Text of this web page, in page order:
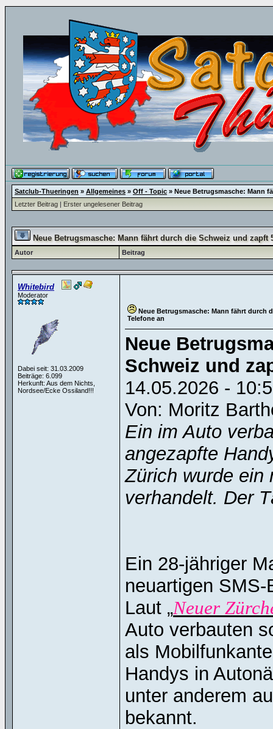
Satclub-Thueringen » Allgemeines » Off - Topic » Neue Betrugsmasche: Mann
Letzter Beitrag | Erster ungelesener Beitrag
Neue Betrugsmasche: Mann fährt durch die Schweiz und zapft
Autor Beitrag
Whitebird
Moderator
Dabei seit: 31.03.2009
Beiträge: 6.099
Herkunft: Aus dem Nichts,
Nordsee/Ecke Ossiland!!!
Neue Betrugsmasche: Mann fährt durch
Telefone an
Neue
Schweiz und
14.05.2026 -
Von: Moritz
Ein im Auto
angezapfte
Zürich wurde ein
verhandelt. Der
Ein 28-jähriger
neuartigen
Laut „Neuer
Auto verbauten
als
Handys in
unter anderem
bekannt.